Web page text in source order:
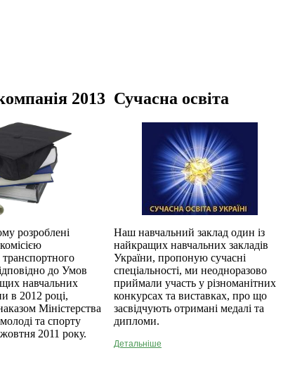
2013
розроблені
до Умов
навчальних
в 2012 році,
Міністерства
та спорту
2011 року.
Сучасна освіта
Наш навчальний заклад один із
найкращих навчальних закладів
України, пропоную сучасні
спеціальності, ми неодноразово
приймали участь у різноманітних
конкурсах та виставках, про що
засвідчують отримані медалі та
дипломи.
Детальніше